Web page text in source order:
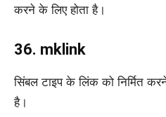
करने के लिए होता है।
36. mklink
सिंबल टाइप के लिंक को निर्मित
है।